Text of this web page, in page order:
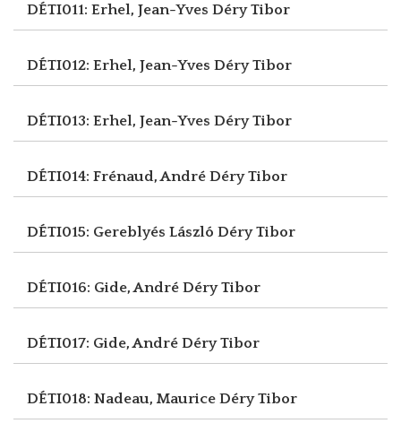
DÉTI011: Erhel, Jean-Yves Déry Tibor
DÉTI012: Erhel, Jean-Yves Déry Tibor
DÉTI013: Erhel, Jean-Yves Déry Tibor
DÉTI014: Frénaud, André Déry Tibor
DÉTI015: Gereblyés László Déry Tibor
DÉTI016: Gide, André Déry Tibor
DÉTI017: Gide, André Déry Tibor
DÉTI018: Nadeau, Maurice Déry Tibor